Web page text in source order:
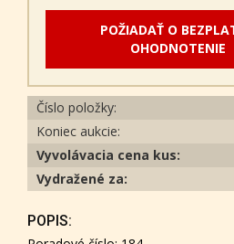
POŽIADAŤ O
OHODNOTENIE
Číslo položky:
Koniec aukcie:
Vyvolávacia cena kus:
Vydražené za:
POPIS: